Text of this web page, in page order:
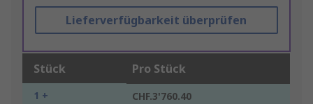
Lieferverfügbarkeit überprüfen
Stück Pro Stück
1 + CHF.3'760.40